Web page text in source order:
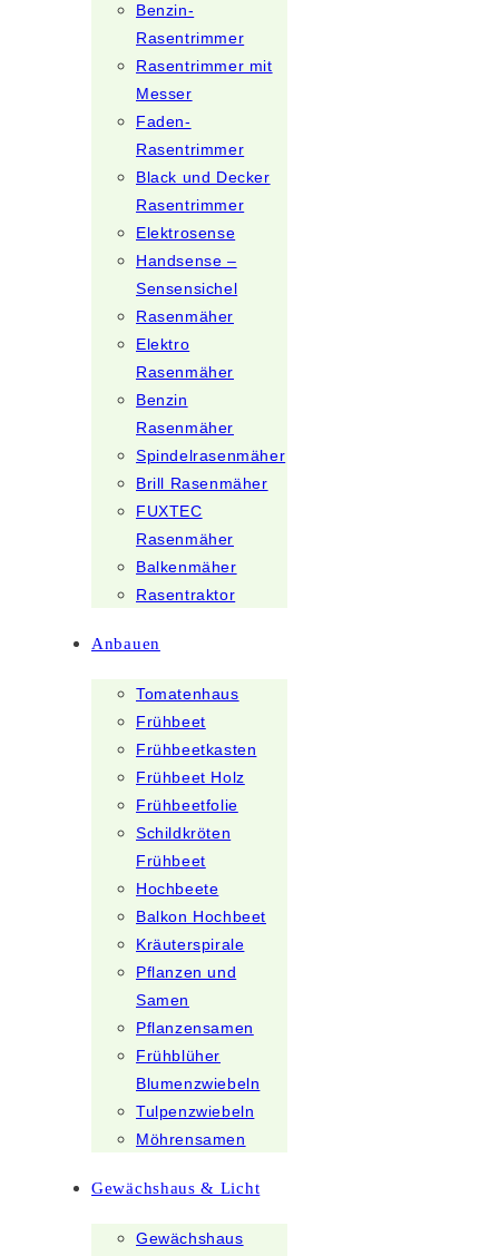
Benzin-
Rasentrimmer
Rasentrimmer mit
Messer
Faden-
Rasentrimmer
Black und Decker
Rasentrimmer
Elektrosense
Handsense –
Sensensichel
Rasenmäher
Elektro
Rasenmäher
Benzin
Rasenmäher
Spindelrasenmäher
Brill Rasenmäher
FUXTEC
Rasenmäher
Balkenmäher
Rasentraktor
Anbauen
Tomatenhaus
Frühbeet
Frühbeetkasten
Frühbeet Holz
Frühbeetfolie
Schildkröten
Frühbeet
Hochbeete
Balkon Hochbeet
Kräuterspirale
Pflanzen und
Samen
Pflanzensamen
Frühblüher
Blumenzwiebeln
Tulpenzwiebeln
Möhrensamen
Gewächshaus & Licht
Gewächshaus